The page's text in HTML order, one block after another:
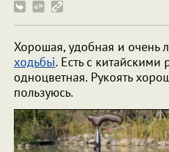
Хорошая, удобная и очень
ходьбьі. Есть с китайскими
одноцветная. Рукоять
пользуюсь.